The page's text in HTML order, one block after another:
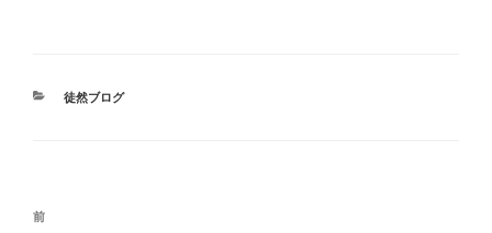
カ
徒然ブログ
投
前
前